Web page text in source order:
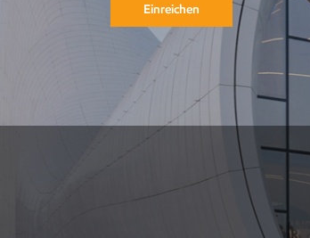
Runde
Gebäudeskulptur
aus Metall,
Gartenlandschaft,
Skulptur,
Kunstinstallation
Einreichen